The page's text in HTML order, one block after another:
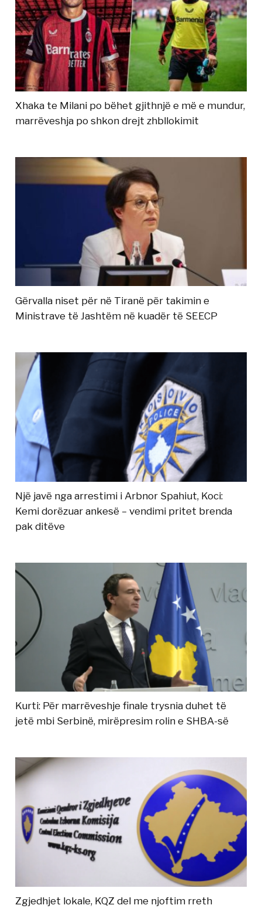
Xhaka te Milani po bëhet gjithnjë e më e mundur,
marrëveshja po shkon drejt zhbllokimit
Gërvalla niset për në Tiranë për takimin e
Ministrave të Jashtëm në kuadër të SEECP
Një javë nga arrestimi i Arbnor Spahiut, Koci:
Kemi dorëzuar ankesë – vendimi pritet brenda
pak ditëve
Kurti: Për marrëveshje finale trysnia duhet të
jetë mbi Serbinë, mirëpresim rolin e SHBA-së
Zgjedhjet lokale, KQZ del me njoftim rreth